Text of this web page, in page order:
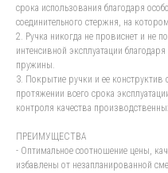
срока использования благодаря
соединительного стержня, на
2. Ручка никогда не провиснет и не
интенсивной эксплуатации
пружины.
3. Покрытие ручки и ее конструктив
протяжении всего срока
контроля качества
ПРЕИМУЩЕСТВА
- Оптимальное соотношение цены,
избавлены от незапланированной